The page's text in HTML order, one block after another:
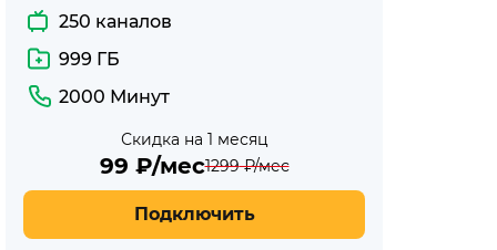
250 каналов
999 ГБ
2000 Минут
Скидка на 1 месяц
99 ₽/мес1299₽/мес
Подключить